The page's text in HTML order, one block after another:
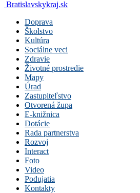
Bratislavskykraj.sk
Doprava
Školstvo
Kultúra
Sociálne veci
Zdravie
Životné prostredie
Mapy
Úrad
Zastupiteľstvo
Otvorená župa
E-knižnica
Dotácie
Rada partnerstva
Rozvoj
Interact
Foto
Video
Podujatia
Kontakty